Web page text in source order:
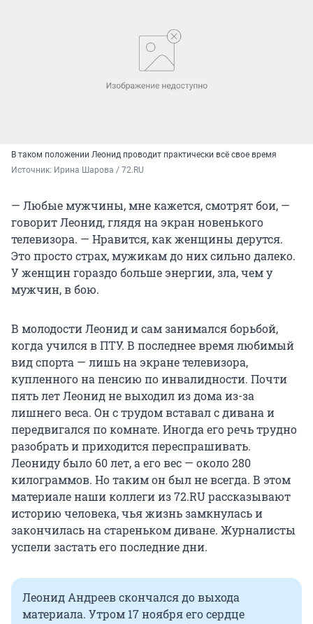
В таком положении Леонид проводит практически всё свое время
Источник: Ирина Шарова / 72.RU
— Любые мужчины, мне кажется, смотрят бои, —
говорит Леонид, глядя на экран новенького
телевизора. — Нравится, как женщины дерутся.
Это просто страх, мужикам до них сильно далеко.
У женщин гораздо больше энергии, зла, чем у
мужчин, в бою.
В молодости Леонид и сам занимался борьбой,
когда учился в ПТУ. В последнее время любимый
вид спорта — лишь на экране телевизора,
купленного на пенсию по инвалидности. Почти
пять лет Леонид не выходил из дома из-за
лишнего веса. Он с трудом вставал с дивана и
передвигался по комнате. Иногда его речь трудно
разобрать и приходится переспрашивать.
Леониду было 60 лет, а его вес — около 280
килограммов. Но таким он был не всегда. В этом
материале наши коллеги из 72.RU рассказывают
историю человека, чья жизнь замкнулась и
закончилась на стареньком диване. Журналисты
успели застать его последние дни.
Леонид Андреев скончался до выхода
материала. Утром 17 ноября его сердце